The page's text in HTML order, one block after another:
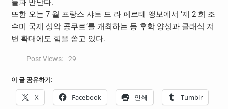
들과 만난다.
또한 오는 7 월 프랑스 샤토 드 라 페르테 앵보에서 ‘제 2 회 조
수미 국제 성악 콩쿠르’를 개최하는 등 후학 양성과 클래식 저
변 확대에도 힘을 쏟고 있다.
Post Views: 29
이 글 공유하기:
X Facebook 인쇄 Tumblr